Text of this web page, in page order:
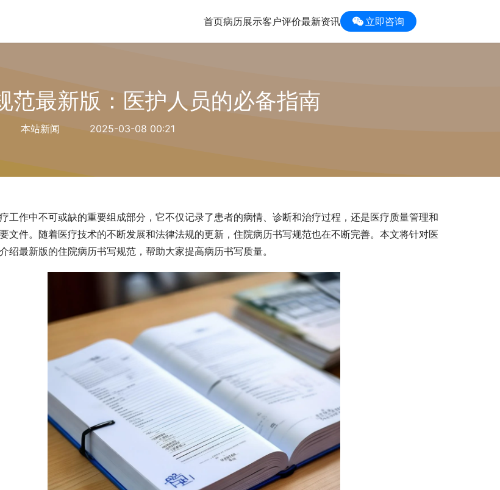
首页病历展示客户评价最新资讯 立即咨询
范最新版：医护人员的必备指南
本站新闻 2025-03-08 00:21
工作中不可或缺的重要组成部分，它不仅记录了患者的病情、诊断和治疗过程，还是医疗质量管理和
文件。随着医疗技术的不断发展和法律法规的更新，住院病历书写规范也在不断完善。本文将针对医
绍最新版的住院病历书写规范，帮助大家提高病历书写质量。